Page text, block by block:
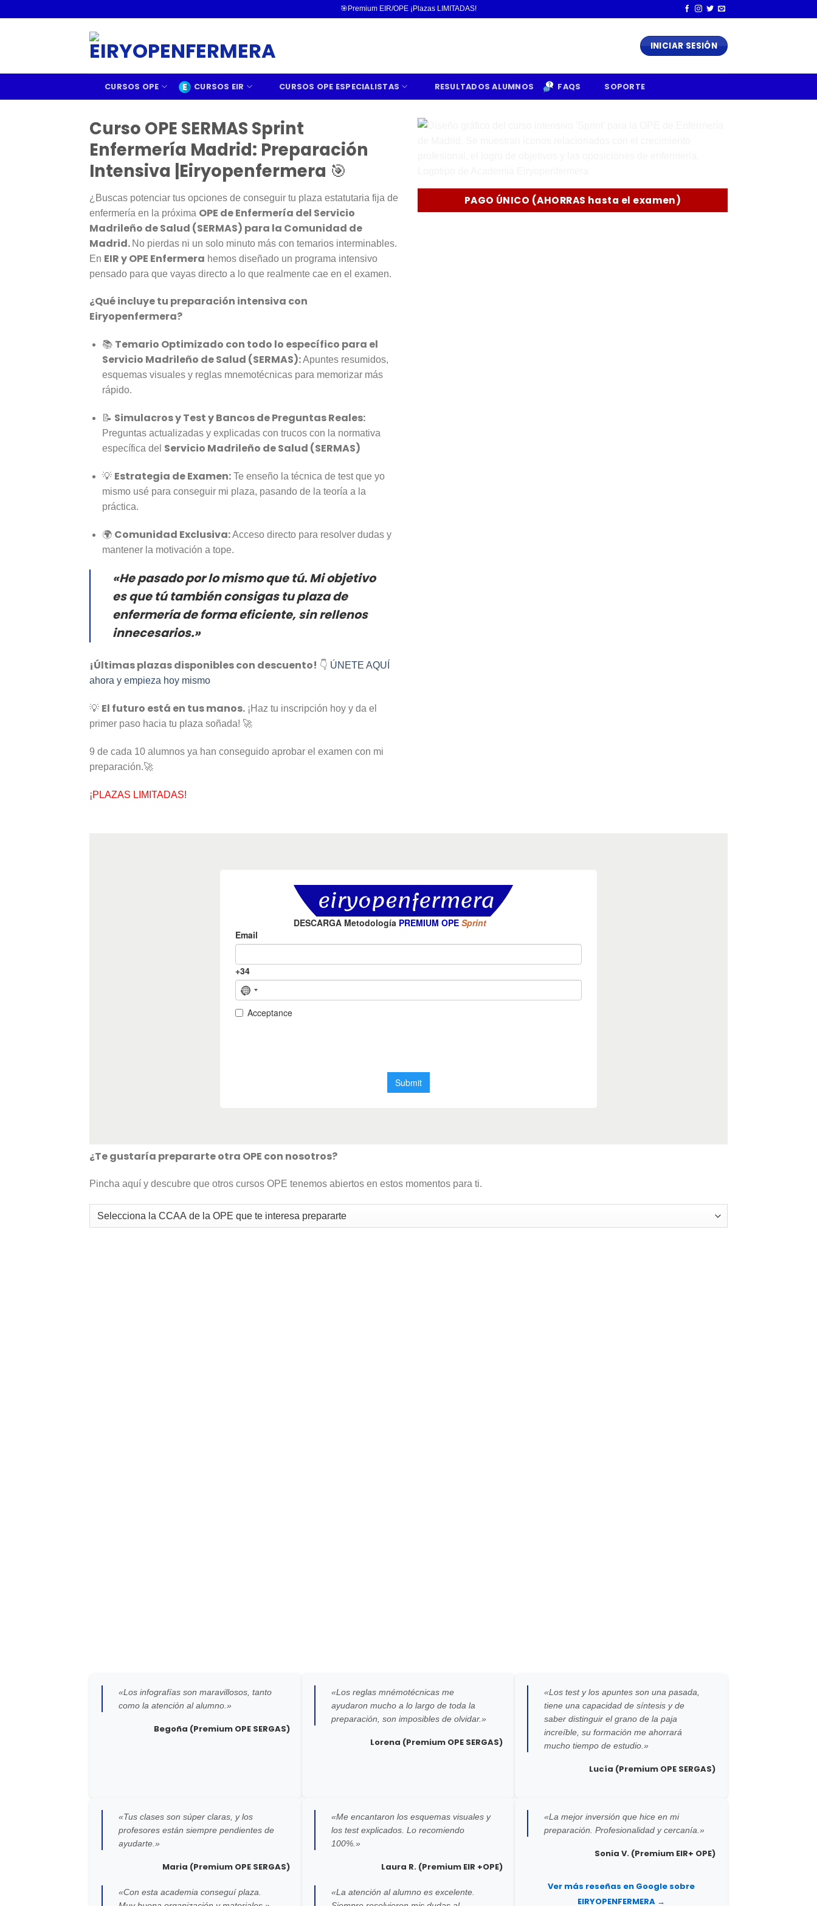
🎯Premium EIR/OPE ¡Plazas LIMITADAS!
INICIAR SESIÓN
CURSOS OPE CURSOS EIR CURSOS OPE ESPECIALISTAS RESULTADOS ALUMNOS FAQS SOPORTE
Curso OPE SERMAS Sprint
Enfermería Madrid: Preparación
Intensiva |Eiryopenfermera 🎯
¿Buscas potenciar tus opciones de conseguir tu plaza estatutaria fija de
enfermería en la próxima OPE de Enfermería del Servicio
Madrileño de Salud (SERMAS) para la Comunidad de
Madrid. No pierdas ni un solo minuto más con temarios interminables.
En EIR y OPE Enfermera hemos diseñado un programa intensivo
pensado para que vayas directo a lo que realmente cae en el examen.
¿Qué incluye tu preparación intensiva con
Eiryopenfermera?
📚 Temario Optimizado con todo lo específico para el
Servicio Madrileño de Salud (SERMAS):Apuntes resumidos,
esquemas visuales y reglas mnemotécnicas para memorizar más
rápido.
📝 Simulacros y Test y Bancos de Preguntas Reales:
Preguntas actualizadas y explicadas con trucos con la normativa
específica del Servicio Madrileño de Salud (SERMAS)
💡 Estrategia de Examen:Te enseño la técnica de test que yo
mismo usé para conseguir mi plaza, pasando de la teoría a la
práctica.
🌍 Comunidad Exclusiva:Acceso directo para resolver dudas y
mantener la motivación a tope.
«He pasado por lo mismo que tú. Mi objetivo
es que tú también consigas tu plaza de
enfermería de forma eficiente, sin rellenos
innecesarios.»
¡Últimas plazas disponibles con descuento! 👇 ÚNETE AQUÍ
ahora y empieza hoy mismo
💡 El futuro está en tus manos. ¡Haz tu inscripción hoy y da el
primer paso hacia tu plaza soñada! 🚀
9 de cada 10 alumnos ya han conseguido aprobar el examen con mi
preparación.🚀
¡PLAZAS LIMITADAS!
PAGO ÚNICO (AHORRAS hasta el examen)
¿Te gustaría prepararte otra OPE con nosotros?
Pincha aquí y descubre que otros cursos OPE tenemos abiertos en estos momentos para ti.
«Los infografías son maravillosos, tanto
como la atención al alumno.»
Begoña (Premium OPE SERGAS)
«Los reglas mnémotécnicas me
ayudaron mucho a lo largo de toda la
preparación, son imposibles de olvidar.»
Lorena (Premium OPE SERGAS)
«Los test y los apuntes son una pasada,
tiene una capacidad de síntesis y de
saber distinguir el grano de la paja
increíble, su formación me ahorrará
mucho tiempo de estudio.»
Lucía (Premium OPE SERGAS)
«Tus clases son súper claras, y los
profesores están siempre pendientes de
ayudarte.»
Maria (Premium OPE SERGAS)
«Con esta academia conseguí plaza.
«Me encantaron los esquemas visuales y
los test explicados. Lo recomiendo
100%.»
Laura R. (Premium EIR +OPE)
«La atención al alumno es excelente.
«La mejor inversión que hice en mi
preparación. Profesionalidad y cercanía.»
Sonia V. (Premium EIR+ OPE)
Ver más reseñas en Google sobre
EIRYOPENFERMERA →